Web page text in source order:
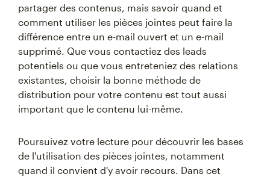
partager des contenus, mais savoir quand et
comment utiliser les pièces jointes peut faire la
différence entre un e-mail ouvert et un e-mail
supprimé. Que vous contactiez des leads
potentiels ou que vous entreteniez des relations
existantes, choisir la bonne méthode de
distribution pour votre contenu est tout aussi
important que le contenu lui-même.
Poursuivez votre lecture pour découvrir les bases
de l'utilisation des pièces jointes, notamment
quand il convient d'y avoir recours. Dans cet